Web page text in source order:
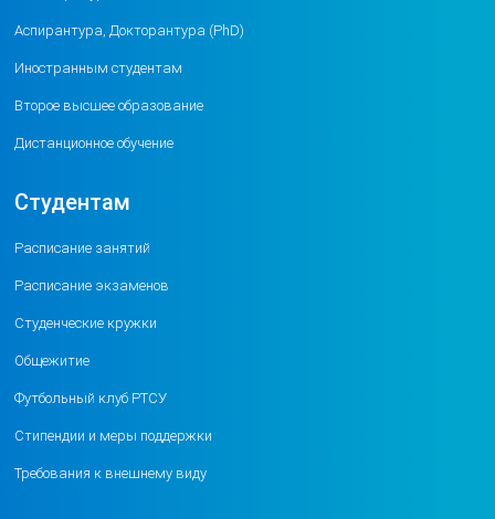
Аспирантура, Докторантура (PhD)
Иностранным студентам
Второе высшее образование
Дистанционное обучение
Студентам
Расписание занятий
Расписание экзаменов
Студенческие кружки
Общежитие
Футбольный клуб РТСУ
Стипендии и меры поддержки
Требования к внешнему виду